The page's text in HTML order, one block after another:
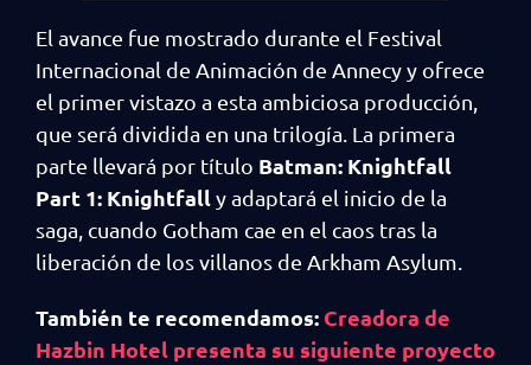
El avance fue mostrado durante el Festival
Internacional de Animación de Annecy y ofrece
el primer vistazo a esta ambiciosa producción,
que será dividida en una trilogía. La primera
parte llevará por título Batman: Knightfall
Part 1: Knightfally adaptará el inicio de la
saga, cuando Gotham cae en el caos tras la
liberación de los villanos de Arkham Asylum.
También te recomendamos: Creadora de
Hazbin Hotel presenta su siguiente proyecto